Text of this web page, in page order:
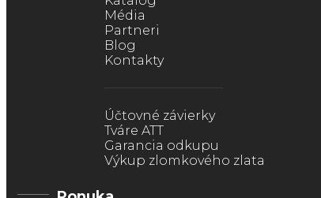
Média
Partneri
Blog
Kontakty
Účtovné závierky
Tváre ATT
Garancia odkupu
Výkup zlomkového zlata